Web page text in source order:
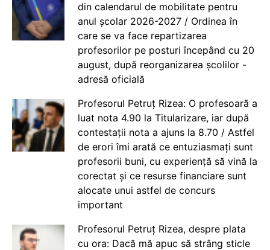
din calendarul de mobilitate pentru
anul școlar 2026-2027 / Ordinea în
care se va face repartizarea
profesorilor pe posturi începând cu 20
august, după reorganizarea școlilor -
adresă oficială
Profesorul Petruț Rizea: O profesoară a
luat nota 4.90 la Titularizare, iar după
contestații nota a ajuns la 8.70 / Astfel
de erori îmi arată ce entuziasmați sunt
profesorii buni, cu experiență să vină la
corectat și ce resurse financiare sunt
alocate unui astfel de concurs
important
Profesorul Petruț Rizea, despre plata
cu ora: Dacă mă apuc să strâng sticle